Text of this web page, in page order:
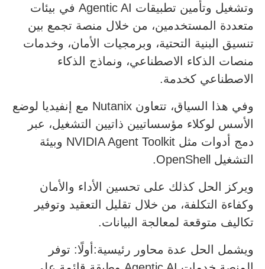
وتشغيل وتأمين تطبيقات Agentic AI في بيئات
متعددة المستخدمين، من خلال منصة تجمع بين
تنسيق البنية التحتية، وبرمجيات الأمان، وخدمات
منصات الذكاء الاصطناعي، ونماذج الذكاء
الاصطناعي كخدمة.
وفي هذا السياق، تتعاون Nutanix مع إنفيديا لوضع
الأسس لوكلاء مؤسساتيين ذاتيين التشغيل، عبر
دمج أدوات مثل NVIDIA Agent Toolkit وبيئة
التشغيل OpenShell.
ويركز الحل كذلك على تحسين الأداء والأمان
وكفاءة التكلفة، من خلال تقليل التعقيد وتوفير
تكاليف متوقعة لمعالجة البيانات.
ويشمل الحل عدة محاور رئيسية:أولًا: توفر